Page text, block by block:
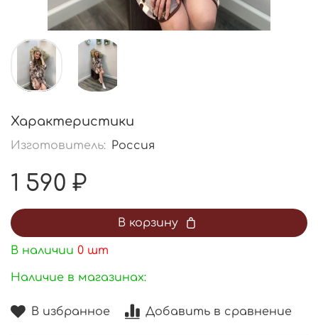
В избранное Добавить в сравнение
Характеристики
Изготовитель: Россия
1 590 ₽
В корзину
В наличии 0 шт
Наличие в магазинах: